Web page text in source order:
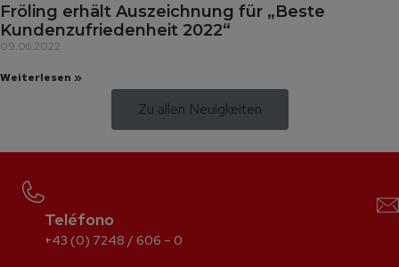
Fröling erhält Auszeichnung für „Beste
Kundenzufriedenheit 2022“
09.06.2022
Weiterlesen »
Zu allen Neuigkeiten
Teléfono
+43 (0) 7248 / 606 – 0